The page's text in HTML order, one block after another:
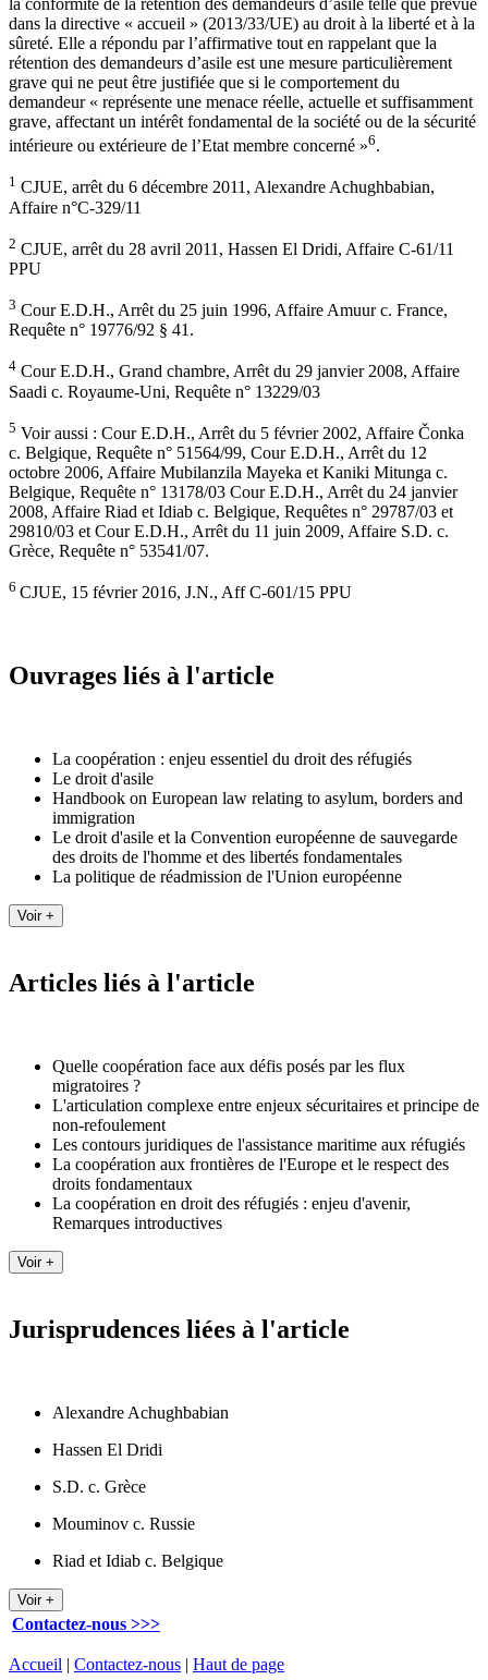
la conformité de la rétention des demandeurs d’asile telle que prévue
dans la directive « accueil » (2013/33/UE) au droit à la liberté et à la
sûreté. Elle a répondu par l’affirmative tout en rappelant que la
rétention des demandeurs d’asile est une mesure particulièrement
grave qui ne peut être justifiée que si le comportement du
demandeur « représente une menace réelle, actuelle et suffisamment
grave, affectant un intérêt fondamental de la société ou de la sécurité
intérieure ou extérieure de l’Etat membre concerné »6.
1 CJUE, arrêt du 6 décembre 2011, Alexandre Achughbabian,
Affaire n°C-329/11
2 CJUE, arrêt du 28 avril 2011, Hassen El Dridi, Affaire C-61/11
PPU
3 Cour E.D.H., Arrêt du 25 juin 1996, Affaire Amuur c. France,
Requête n° 19776/92 § 41.
4 Cour E.D.H., Grand chambre, Arrêt du 29 janvier 2008, Affaire
Saadi c. Royaume-Uni, Requête n° 13229/03
5 Voir aussi : Cour E.D.H., Arrêt du 5 février 2002, Affaire Čonka
c. Belgique, Requête n° 51564/99, Cour E.D.H., Arrêt du 12
octobre 2006, Affaire Mubilanzila Mayeka et Kaniki Mitunga c.
Belgique, Requête n° 13178/03 Cour E.D.H., Arrêt du 24 janvier
2008, Affaire Riad et Idiab c. Belgique, Requêtes n° 29787/03 et
29810/03 et Cour E.D.H., Arrêt du 11 juin 2009, Affaire S.D. c.
Grèce, Requête n° 53541/07.
6 CJUE, 15 février 2016, J.N., Aff C-601/15 PPU
Ouvrages liés à l'article
La coopération : enjeu essentiel du droit des réfugiés
Le droit d'asile
Handbook on European law relating to asylum, borders and
immigration
Le droit d'asile et la Convention européenne de sauvegarde
des droits de l'homme et des libertés fondamentales
La politique de réadmission de l'Union européenne
Articles liés à l'article
Quelle coopération face aux défis posés par les flux
migratoires ?
L'articulation complexe entre enjeux sécuritaires et principe de
non-refoulement
Les contours juridiques de l'assistance maritime aux réfugiés
La coopération aux frontières de l'Europe et le respect des
droits fondamentaux
La coopération en droit des réfugiés : enjeu d'avenir,
Remarques introductives
Jurisprudences liées à l'article
Alexandre Achughbabian
Hassen El Dridi
S.D. c. Grèce
Mouminov c. Russie
Riad et Idiab c. Belgique
Contactez-nous >>>
Accueil | Contactez-nous | Haut de page